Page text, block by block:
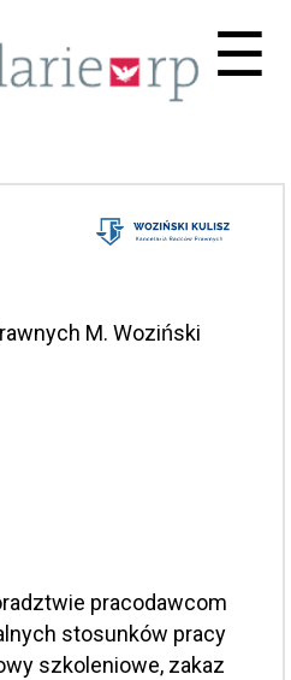
☰
M. Woziński
pracodawcom
stosunków pracy
szkoleniowe, zakaz